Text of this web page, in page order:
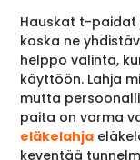
Hauskat t-paidat
koska ne
helppo valinta,
käyttöön. Lahja
mutta
paita on varma
eläkelahja
keventää